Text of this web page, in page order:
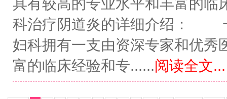
具有较高的专业水平和丰富的临
科治疗阴道炎的详细介绍：
妇科拥有一支由资深专家和优秀
富的临床经验和专......阅读全文...